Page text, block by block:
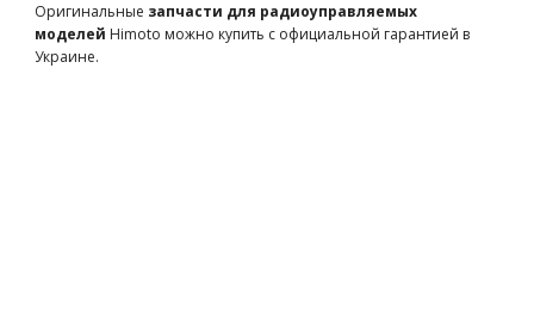
TE1814A 420 грн есть в наличии
Задний подшипник SH18 для автомодели ДВС (TE1816A
Оригинальные запчасти для радиоуправляемых
моделей Himoto можно купить с официальной гарантией в
Украине.